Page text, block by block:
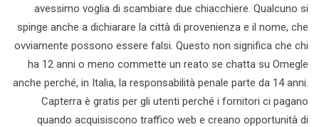
avessimo voglia di scambiare due chiacchiere. Qualcuno si
spinge anche a dichiarare la città di provenienza e il nome, che
ovviamente possono essere falsi. Questo non significa che chi
ha 12 anni o meno commette un reato se chatta su Omegle
anche perché, in Italia, la responsabilità penale parte da 14 anni.
Capterra è gratis per gli utenti perché i fornitori ci pagano
quando acquisiscono traffico web e creano opportunità di